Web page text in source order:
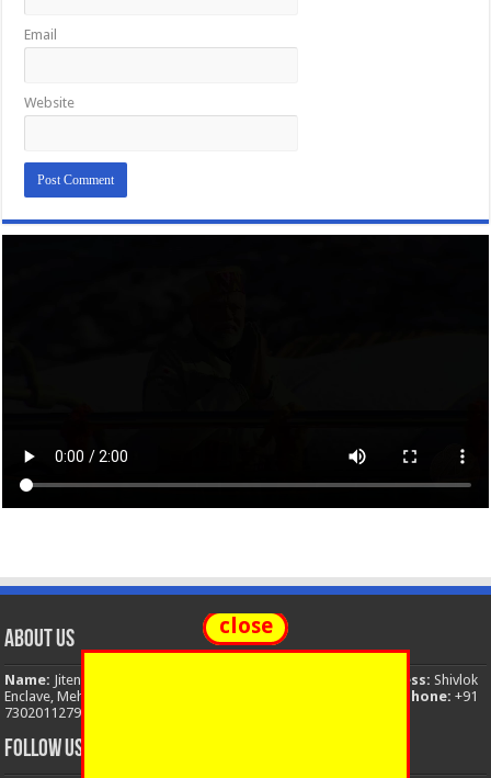
Email
Website
About Us
Name: Jitendra Singh Address: Shivlok
Enclave, Mehuwala Mafi, Dehradun, Uttarakhand, 248001, India
Phone: +91
7302011279
FOLLOW US
close